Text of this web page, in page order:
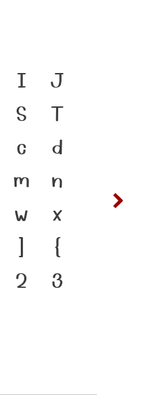
I
J
S
T
c
d
m
n
w
x
]
{
2
3
ามเป็น
ชื่อมตัว
วพิมพ์
งอยู่ได้
สะพาน
นาคต
ห